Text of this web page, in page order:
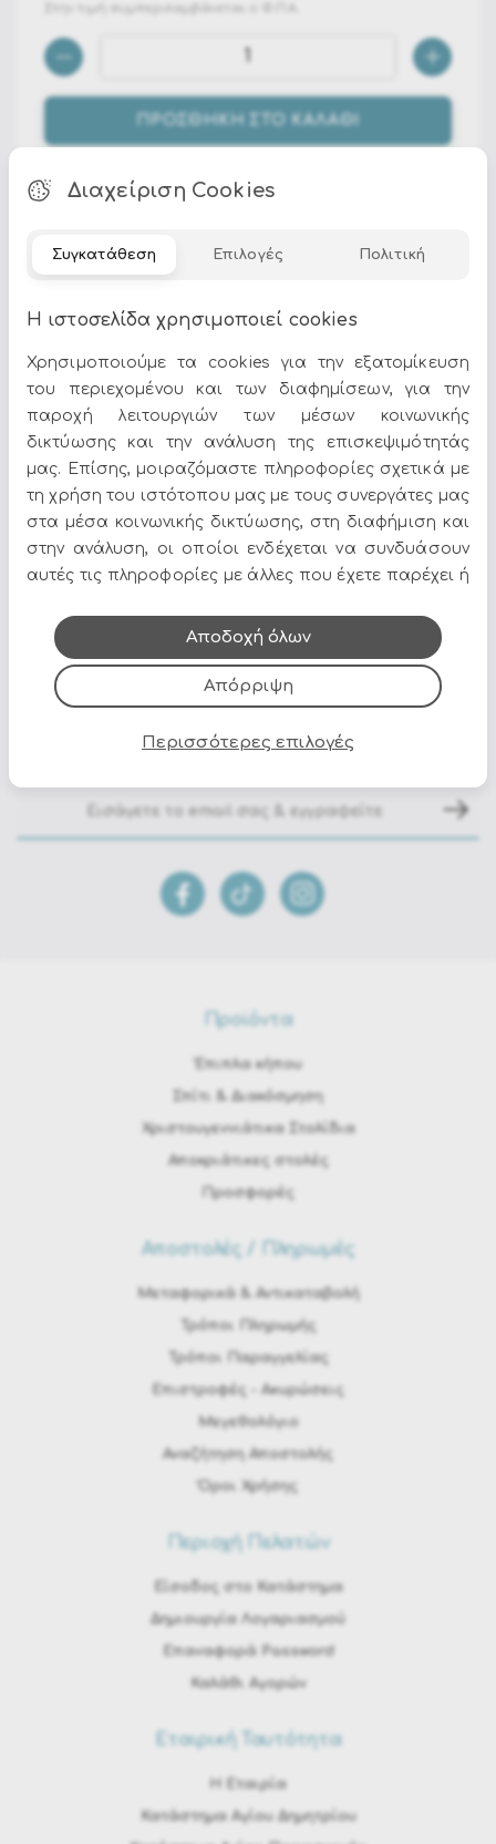
Στην τιμή συμπεριλαμβάνεται ο Φ.Π.Α.
ΠΡΟΣΘΗΚΗ ΣΤΟ ΚΑΛΑΘΙ
Σε προϊόντα προσφοράς για παραγγελίες εκτός
Αττικής, η παράδοση είναι δωρεάν μέχρι και το
αποστολής από το πρακτορείο των Αθηνών μέχρι το
πρακτορείο της περιοχής σας επιβαρύνουν τον
αγοραστή.
- Σκελετος αλουμινιου με ηλεκτροστατικη βαφη.
- Μπράτσα με teak λεπτομέρειες.
- Πλάτη(με πλεγμένο σχοινί olefin(ανθεκτικό ύφασμα)), με
ανακλιση και κάθισμα σε textilene(συνθετικό δίχτυ) 1x1.
- Αφαιρούμενα μαξιλάρια με αδιαβροχοποιημενο
ύφασμα olefin(ανθεκτικό ύφασμα)(100 %
πολυπροπυλένιο).
Διαστάσεις : 62a - 74.5b - 105h - 48h1 - 63h2
στο email και τα social media!
Προϊόντα
Έπιπλα κήπου
Σπίτι & Διακόσμηση
Χριστουγεννιάτικα Στολίδια
Αποκριάτικες στολές
Προσφορές
Αποστολές / Πληρωμές
Μεταφορικά & Αντικαταβολή
Τρόποι Πληρωμής
Τρόποι Παραγγελίας
Eπιστροφές - Ακυρώσεις
Μεγεθολόγιο
Αναζήτηση Αποστολής
Όροι Χρήσης
Περιοχή Πελατών
Είσοδος στο Κατάστημα
Δημιουργία Λογαριασμού
Επαναφορά Password
Καλάθι Αγορών
Εταιρική Ταυτότητα
H Εταιρία
Κατάστημα Αγίου Δημητρίου
Διαχείριση Cookies
Συγκατάθεση Επιλογές Πολιτική
Η ιστοσελίδα χρησιμοποιεί cookies
Χρησιμοποιούμε τα cookies για την εξατομίκευση
του περιεχομένου και των διαφημίσεων, για την
παροχή λειτουργιών των μέσων κοινωνικής
δικτύωσης και την ανάλυση της επισκεψιμότητάς
μας. Επίσης, μοιραζόμαστε πληροφορίες σχετικά με
τη χρήση του ιστότοπου μας με τους συνεργάτες μας
στα μέσα κοινωνικής δικτύωσης, στη διαφήμιση και
στην ανάλυση, οι οποίοι ενδέχεται να συνδυάσουν
αυτές τις πληροφορίες με άλλες που έχετε παρέχει ή
τους.
Απόρριψη
Αποδοχή όλων
Περισσότερες επιλογές